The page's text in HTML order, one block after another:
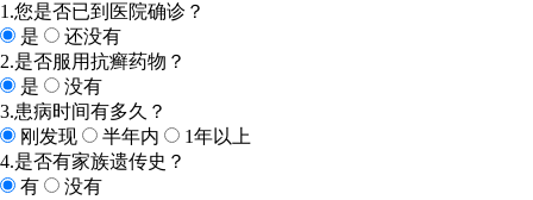
1.您是否已到医院确诊？
是
还没有
2.是否服用抗癣药物？
是
没有
3.患病时间有多久？
刚发现
半年内
1年以上
4.是否有家族遗传史？
有
没有